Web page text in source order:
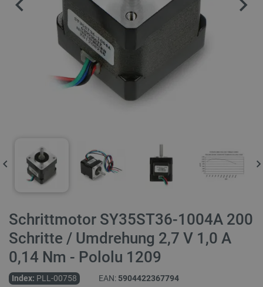
Schrittmotor SY35ST36-1004A 200
Schritte / Umdrehung 2,7 V 1,0 A
0,14 Nm - Pololu 1209
Index: PLL-00758 EAN: 5904422367794